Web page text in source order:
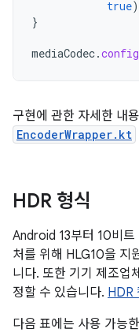
true)
}
mediaCodec.
구현에 관한 자세한 내
EncoderWrapper.kt
HDR 형식
Android 13부터 10비트
처를 위해 HLG10을 지
니다. 또한 기기 제조업
정할 수 있습니다. HDR
다음 표에는 사용 가능